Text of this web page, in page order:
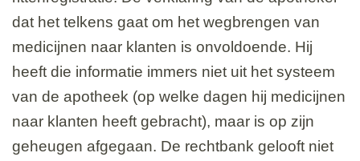
dat het telkens gaat om het wegbrengen van
medicijnen naar klanten is onvoldoende. Hij
heeft die informatie immers niet uit het systeem
van de apotheek (op welke dagen hij medicijnen
naar klanten heeft gebracht), maar is op zijn
geheugen afgegaan. De rechtbank gelooft niet